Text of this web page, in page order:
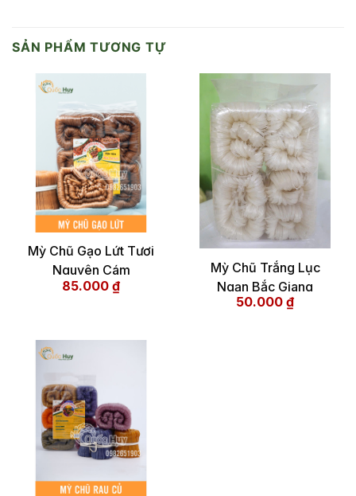
SẢN PHẨM TƯƠNG TỰ
Mỳ Chũ Gạo Lứt Tươi
Nguyên Cám
85.000 ₫
Mỳ Chũ Trắng Lục
Ngạn Bắc Giang
50.000 ₫